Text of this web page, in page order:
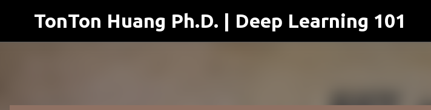
跳到主要內容
TonTon Huang Ph.D. | Deep Learning 101